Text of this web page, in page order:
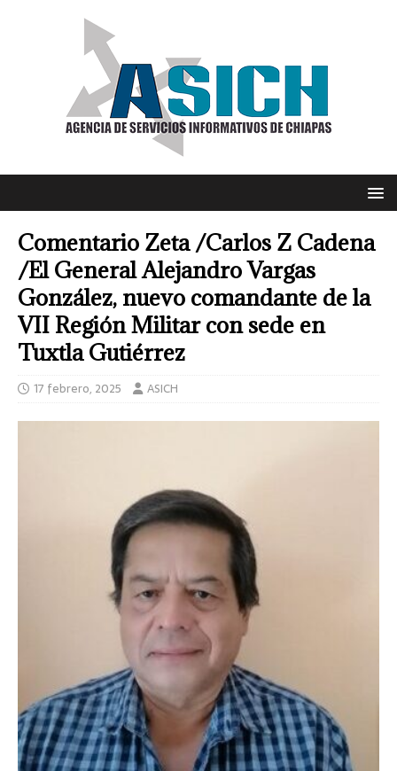
Comentario Zeta /Carlos Z Cadena
/El General Alejandro Vargas
González, nuevo comandante de la
VII Región Militar con sede en
Tuxtla Gutiérrez
17 febrero, 2025 ASICH